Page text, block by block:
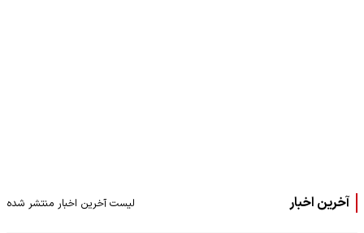
آخرین اخبار لیست آخرین اخبار منتشر شده